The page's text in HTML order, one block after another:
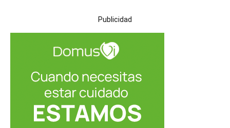
Publicidad